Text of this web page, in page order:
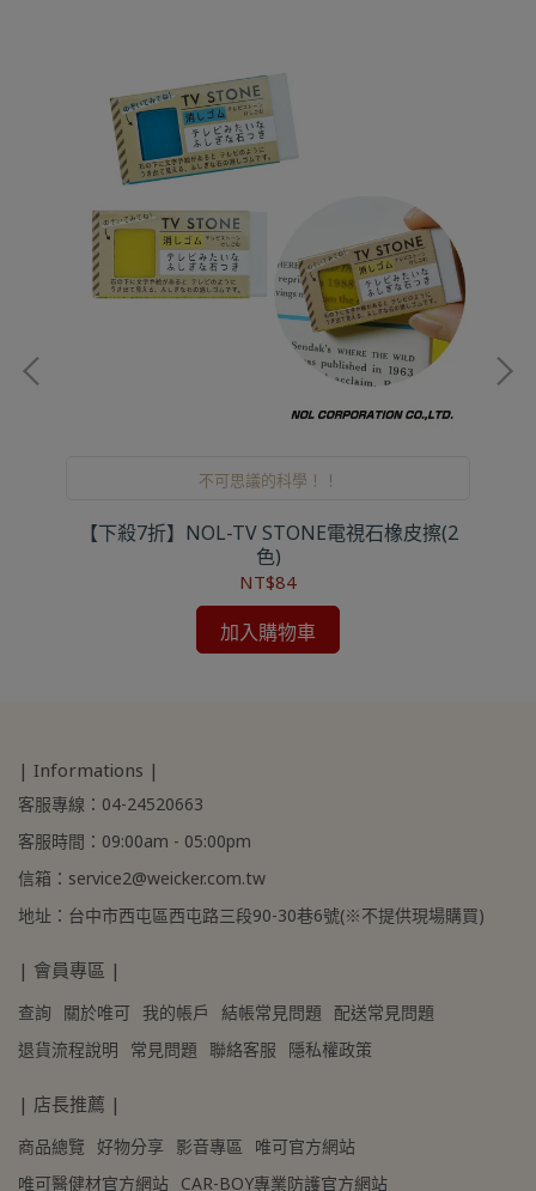
不可思議的科學！！
【下殺7折】NOL-TV STONE電視石橡皮擦(2
色)
NT$84
加入購物車
| Informations |
客服專線：04-24520663
客服時間：09:00am - 05:00pm
信箱：service2@weicker.com.tw
地址：台中市西屯區西屯路三段90-30巷6號(※不提供現場購買)
| 會員專區 |
查詢 關於唯可 我的帳戶 結帳常見問題 配送常見問題
退貨流程說明 常見問題 聯絡客服 隱私權政策
| 店長推薦 |
商品總覽 好物分享 影音專區 唯可官方網站
唯可醫健材官方網站 CAR-BOY專業防護官方網站